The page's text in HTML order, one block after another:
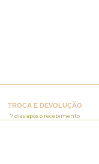
TROCA E DEVOLUÇÃO
7 dias após o recebimento